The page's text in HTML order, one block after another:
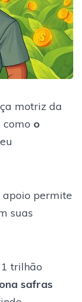
motriz da
como o
apoio permite
suas
trilhão
safras